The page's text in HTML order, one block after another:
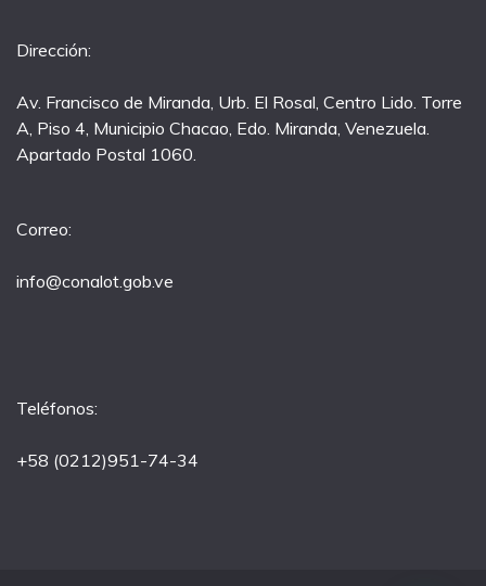
Dirección:
Av. Francisco de Miranda, Urb. El Rosal, Centro Lido. Torre
A, Piso 4, Municipio Chacao, Edo. Miranda, Venezuela.
Apartado Postal 1060.
Correo:
info@conalot.gob.ve
Teléfonos:
+58 (0212)951-74-34